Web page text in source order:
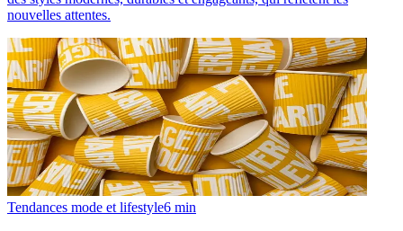
nouvelles attentes.
Tendances mode et lifestyle6 min